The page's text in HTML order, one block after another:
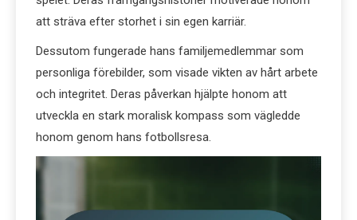
att sträva efter storhet i sin egen karriär.
Dessutom fungerade hans familjemedlemmar som
personliga förebilder, som visade vikten av hårt arbete
och integritet. Deras påverkan hjälpte honom att
utveckla en stark moralisk kompass som vägledde
honom genom hans fotbollsresa.